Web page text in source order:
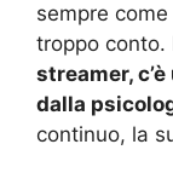
sempre
troppo conto.
streamer,
dalla
continuo, la